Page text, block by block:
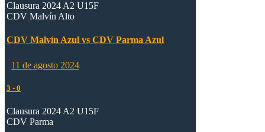
Clausura 2024 A2 U15F
CDV Malvín Alto
CDV Malvín Azul vs CDV Parma Azul
11 de agosto 2024
3 - 0
Clausura 2024 A2 U15F
CDV Parma